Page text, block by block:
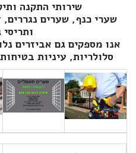
שירותי התקנה
שערי כנף, שערים
אנו מספקים גם אביזרים
סלולריות, עיניות